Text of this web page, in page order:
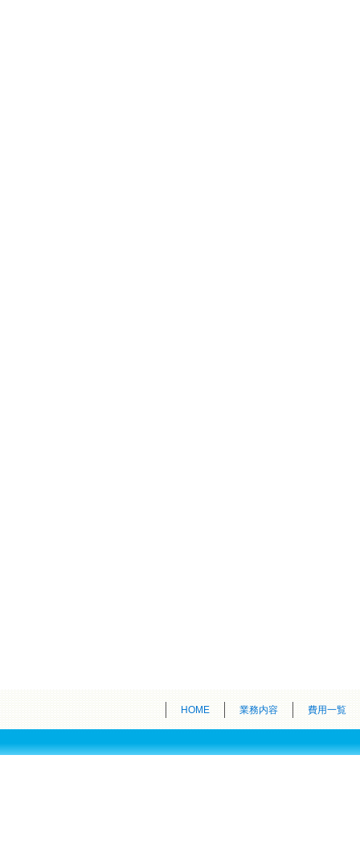
HOME 業務内容 費用一覧